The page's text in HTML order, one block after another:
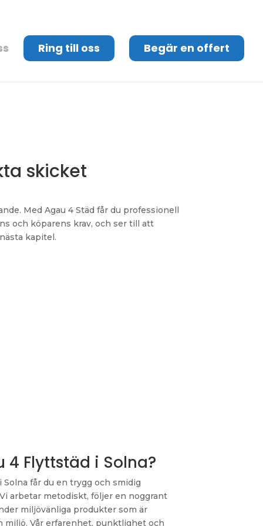
Ring till oss Begär en offert
skicket
Med Agau 4 Städ får du professionell
och köparens krav, och ser till att
kapitel.
4 Flyttstäd i Solna?
får du en trygg och smidig
arbetar metodiskt, följer en noggrant
miljövänliga produkter som är
miljö. Vår erfarenhet, punktlighet och